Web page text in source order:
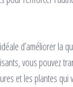
d’améliorer la
vous pouvez
et les plantes qui